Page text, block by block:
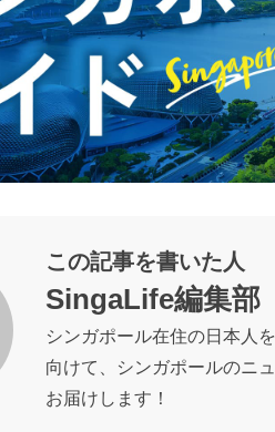
この記事を書いた人
SingaLife編集部
シンガポール在住の日本人
向けて、シンガポールのニ
お届けします！